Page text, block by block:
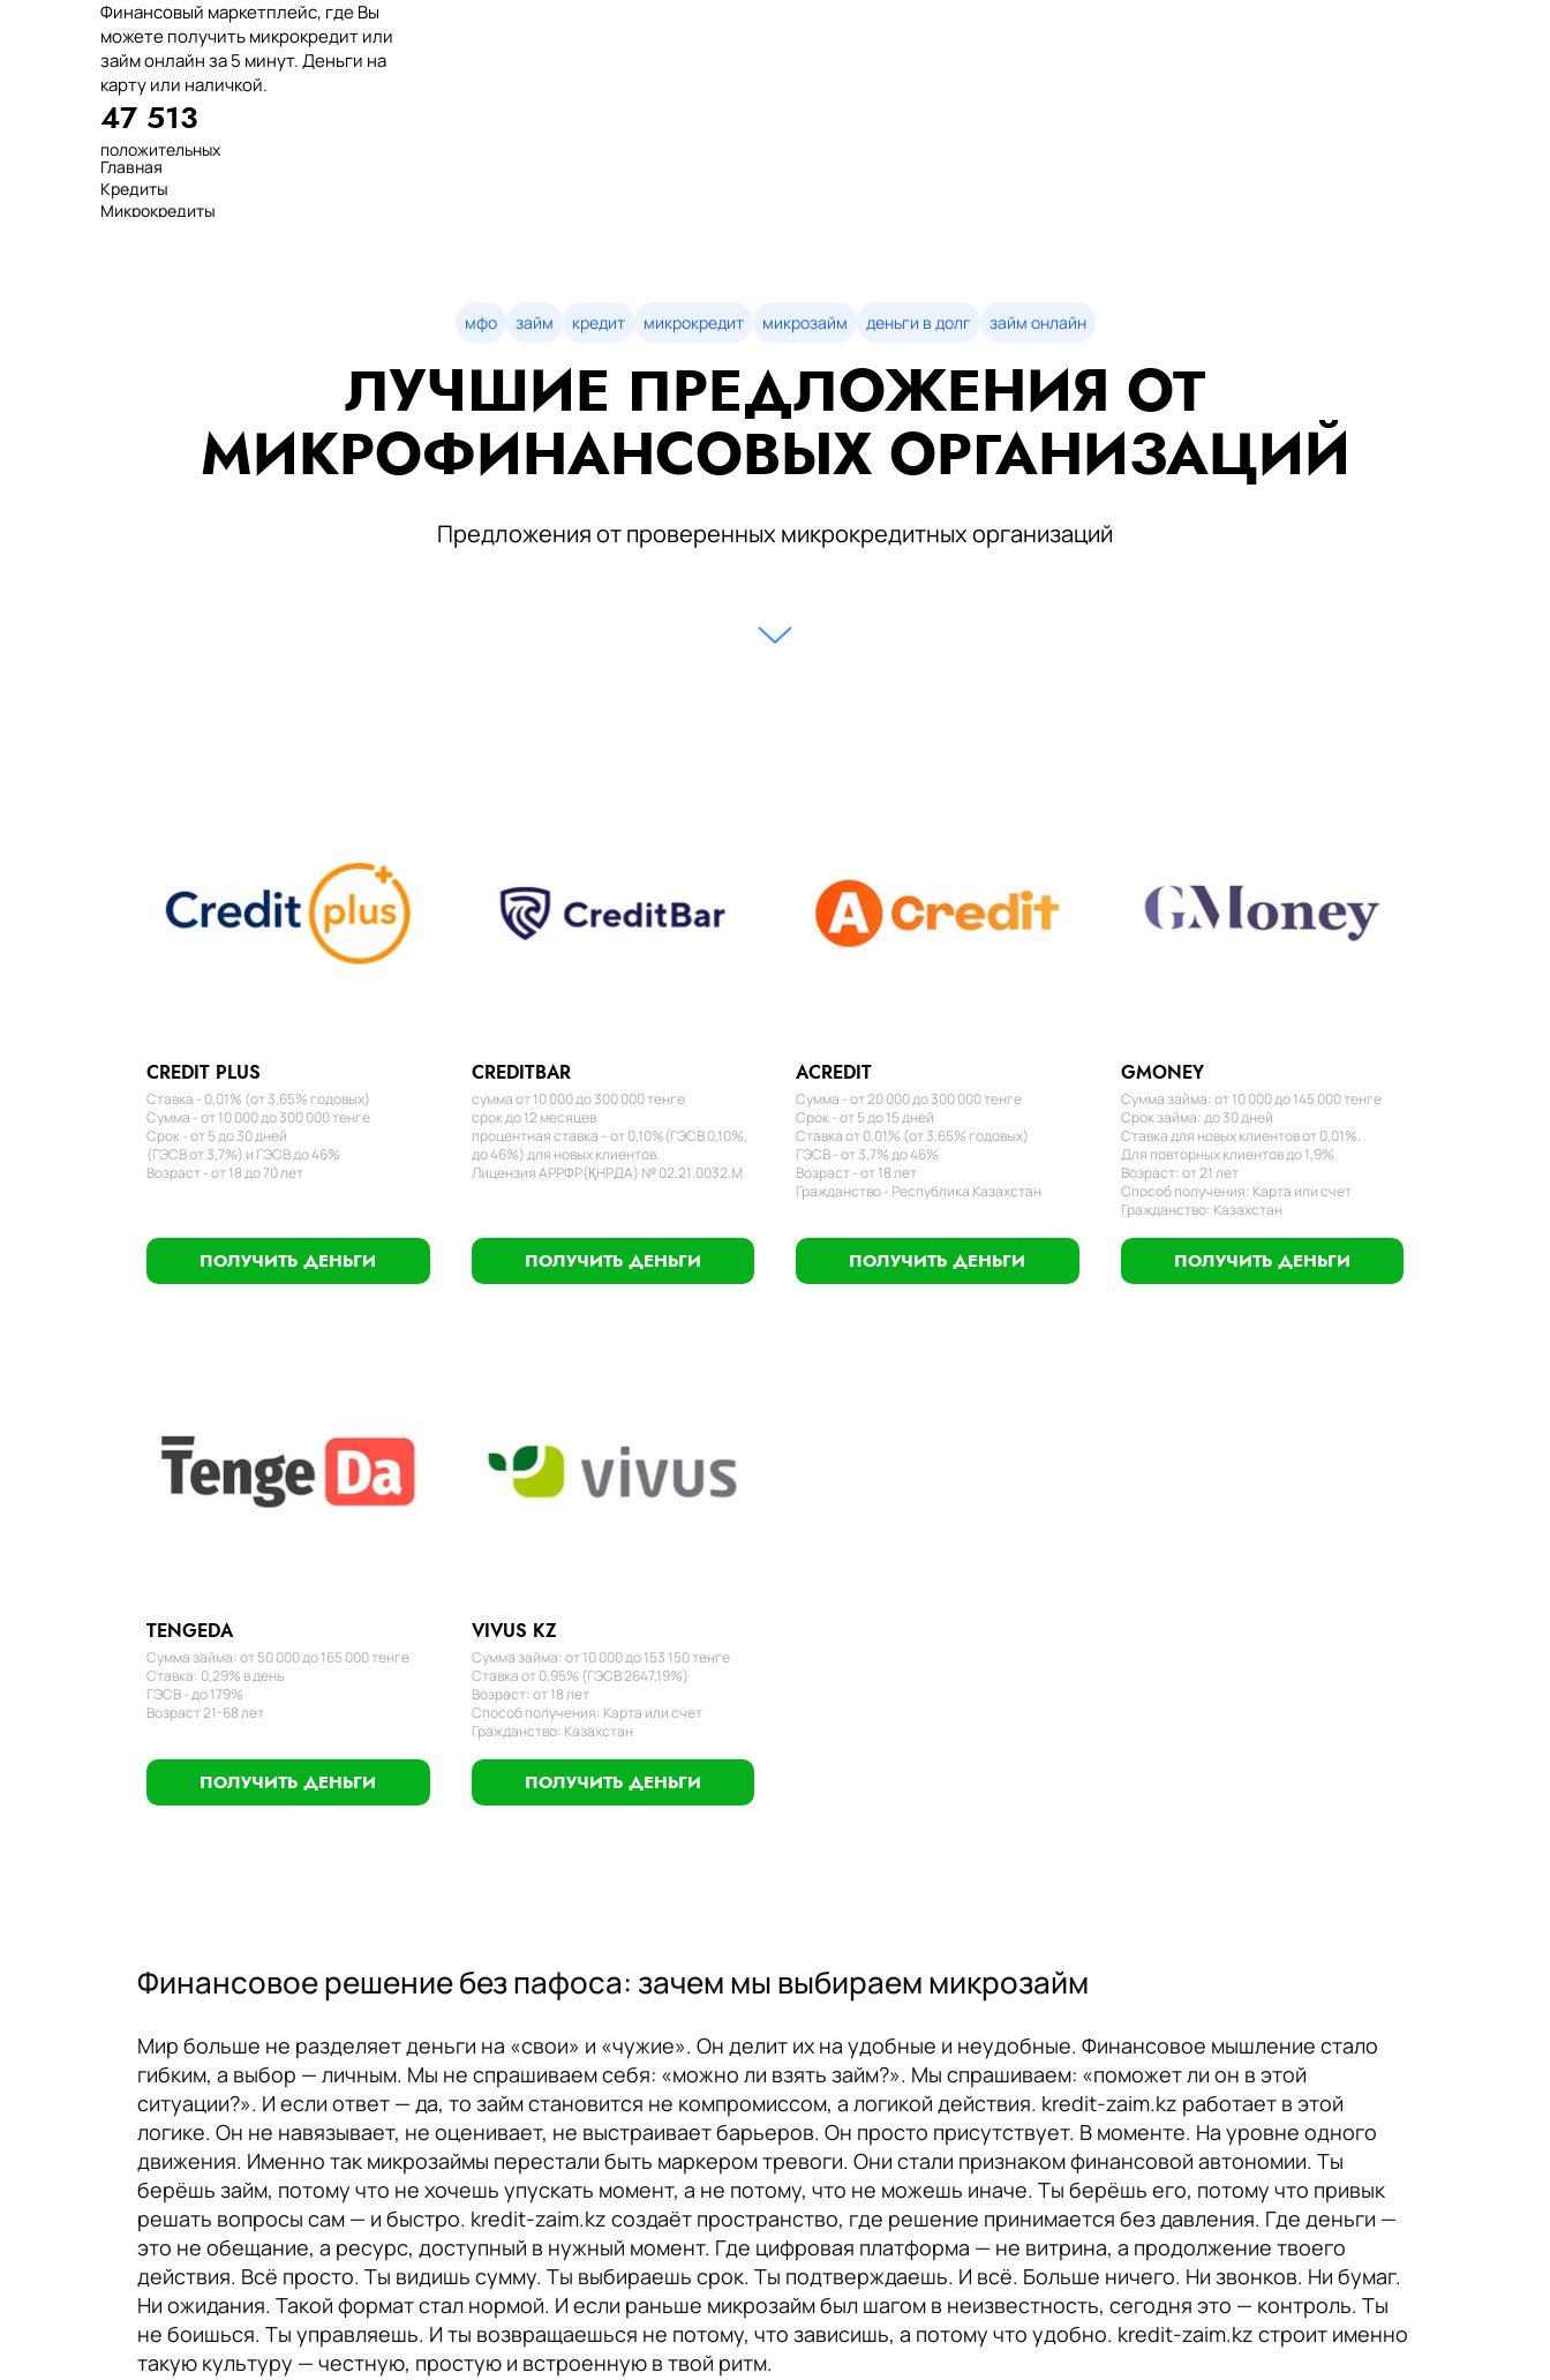
Финансовый маркетплейс, где Вы
можете получить микрокредит или
займ онлайн за 5 минут. Деньги на
карту или наличкой.
47 513
положительных
отзывов
тенге выдано
нашим клиентам
7 минут
Главная
Кредиты
Микрокредиты
мфо займ кредит микрокредит микрозайм деньги в долг займ онлайн
ЛУЧШИЕ ПРЕДЛОЖЕНИЯ ОТ
МИКРОФИНАНСОВЫХ ОРГАНИЗАЦИЙ
Предложения от проверенных микрокредитных организаций
CREDIT PLUS
Ставка - 0,01% (от 3,65% годовых)
Сумма - от 10 000 до 300 000 тенге
Срок - от 5 до 30 дней
(ГЭСВ от 3,7%) и ГЭСВ до 46%
Возраст - от 18 до 70 лет
ПОЛУЧИТЬ ДЕНЬГИ
CREDITBAR
сумма от 10 000 до 300 000 тенге
срок до 12 месяцев
процентная ставка – от 0,10%(ГЭСВ 0,10%,
до 46%) для новых клиентов.
Лицензия АРРФР(ҚНРДА) № 02.21.0032.М
ПОЛУЧИТЬ ДЕНЬГИ
ACREDIT
Сумма - от 20 000 до 300 000 тенге
Срок - от 5 до 15 дней
Ставка от 0,01% (от 3,65% годовых)
ГЭСВ - от 3,7% до 46%
Возраст - от 18 лет
Гражданство - Республика Казахстан
ПОЛУЧИТЬ ДЕНЬГИ
GMONEY
Сумма займа: от 10 000 до 145 000 тенге
Срок займа: до 30 дней
Ставка для новых клиентов от 0,01%.
Для повторных клиентов до 1,9%
Возраст: от 21 лет
Способ получения: Карта или счет
Гражданство: Казахстан
ПОЛУЧИТЬ ДЕНЬГИ
TENGEDA
Сумма займа: от 50 000 до 165 000 тенге
Ставка: 0,29% в день
ГЭСВ - до 179%
Возраст 21-68 лет
ПОЛУЧИТЬ ДЕНЬГИ
VIVUS KZ
Сумма займа: от 10 000 до 153 150 тенге
Ставка от 0,95% (ГЭСВ 2647.19%)
Возраст: от 18 лет
Способ получения: Карта или счет
Гражданство: Казахстан
ПОЛУЧИТЬ ДЕНЬГИ
Финансовое решение без пафоса: зачем мы выбираем микрозайм
Мир больше не разделяет деньги на «свои» и «чужие». Он делит их на удобные и неудобные. Финансовое мышление стало
гибким, а выбор — личным. Мы не спрашиваем себя: «можно ли взять займ?». Мы спрашиваем: «поможет ли он в этой
ситуации?». И если ответ — да, то займ становится не компромиссом, а логикой действия. kredit-zaim.kz работает в этой
логике. Он не навязывает, не оценивает, не выстраивает барьеров. Он просто присутствует. В моменте. На уровне одного
движения. Именно так микрозаймы перестали быть маркером тревоги. Они стали признаком финансовой автономии. Ты
берёшь займ, потому что не хочешь упускать момент, а не потому, что не можешь иначе. Ты берёшь его, потому что привык
решать вопросы сам — и быстро. kredit-zaim.kz создаёт пространство, где решение принимается без давления. Где деньги —
это не обещание, а ресурс, доступный в нужный момент. Где цифровая платформа — не витрина, а продолжение твоего
действия. Всё просто. Ты видишь сумму. Ты выбираешь срок. Ты подтверждаешь. И всё. Больше ничего. Ни звонков. Ни бумаг.
Ни ожидания. Такой формат стал нормой. И если раньше микрозайм был шагом в неизвестность, сегодня это — контроль. Ты
не боишься. Ты управляешь. И ты возвращаешься не потому, что зависишь, а потому что удобно. kredit-zaim.kz строит именно
такую культуру — честную, простую и встроенную в твой ритм.